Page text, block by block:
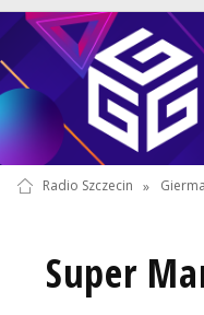
Radio Szczecin »
Super